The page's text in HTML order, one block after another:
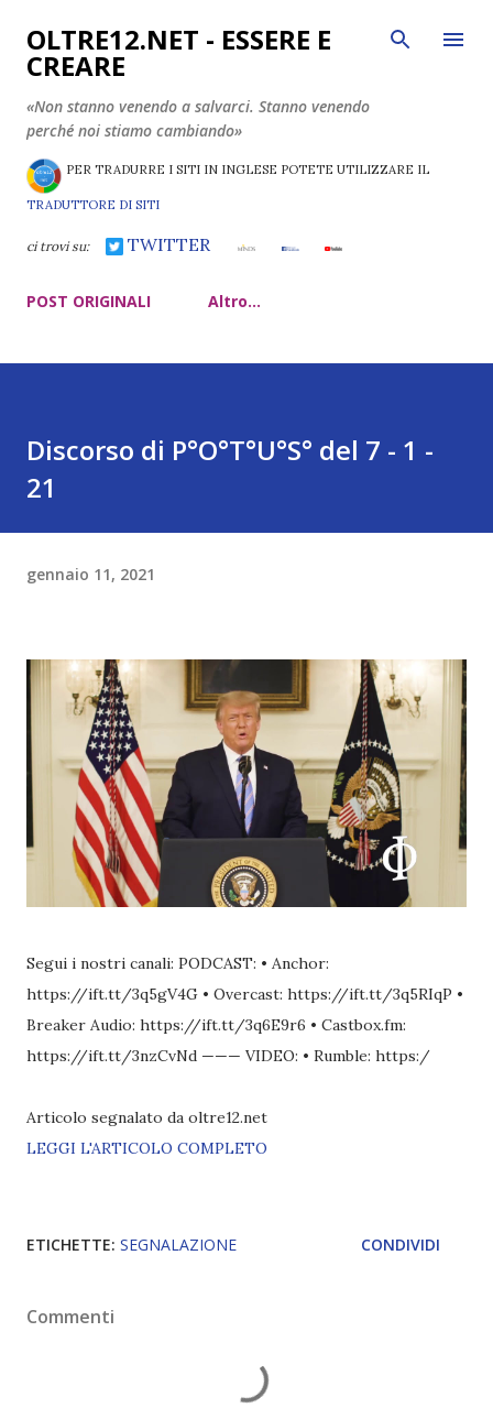
Passa ai contenuti principali
OLTRE12.NET - ESSERE E
CREARE
«Non stanno venendo a salvarci. Stanno venendo
perché noi stiamo cambiando»
PER TRADURRE I SITI IN INGLESE POTETE UTILIZZARE IL
TRADUTTORE DI SITI
ci trovi su: TWITTER
POST ORIGINALI Altro…
Discorso di P°O°T°U°S° del 7 - 1 -
21
gennaio 11, 2021
Segui i nostri canali: PODCAST: • Anchor:
https://ift.tt/3q5gV4G • Overcast: https://ift.tt/3q5RIqP •
Breaker Audio: https://ift.tt/3q6E9r6 • Castbox.fm:
https://ift.tt/3nzCvNd ——— VIDEO: • Rumble: https:/
Articolo segnalato da oltre12.net
LEGGI L'ARTICOLO COMPLETO
ETICHETTE: SEGNALAZIONE CONDIVIDI
Commenti